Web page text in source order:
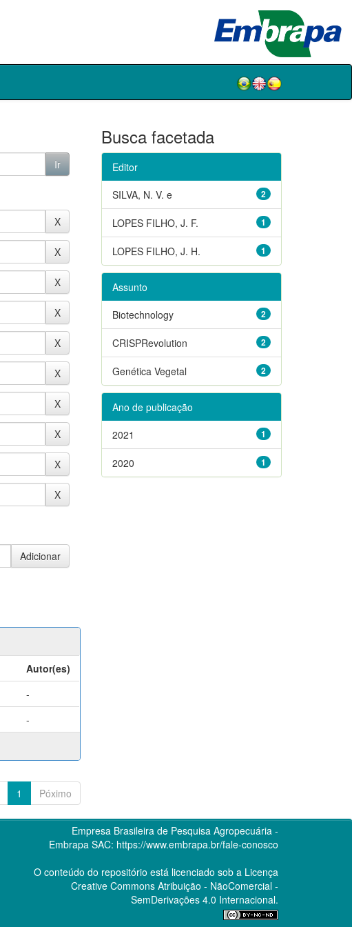
Autor(es)
-
-
1 Póximo
Busca facetada
Editor
2
SILVA, N. V. e
1
LOPES FILHO, J. F.
1
LOPES FILHO, J. H.
Assunto
2
Biotechnology
2
CRISPRevolution
2
Genética Vegetal
Ano de publicação
1
2021
1
2020
Empresa Brasileira de Pesquisa Agropecuária -
Embrapa SAC: https://www.embrapa.br/fale-conosco
O conteúdo do repositório está licenciado sob a Licença
Creative CommonsAtribuição - NãoComercial -
SemDerivações 4.0 Internacional.